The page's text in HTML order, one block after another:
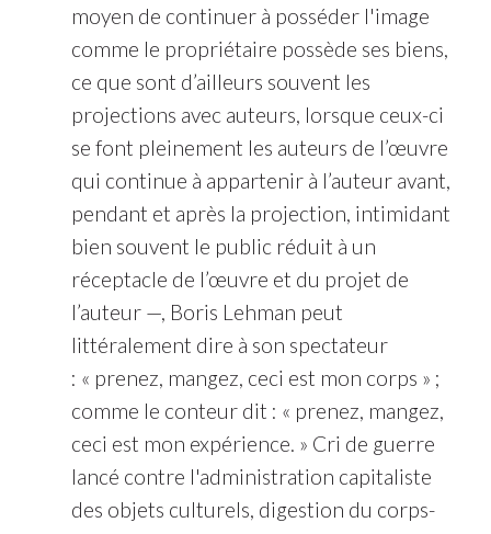
moyen de continuer à posséder l'image
comme le propriétaire possède ses biens,
ce que sont d’ailleurs souvent les
projections avec auteurs, lorsque ceux-ci
se font pleinement les auteurs de l’œuvre
qui continue à appartenir à l’auteur avant,
pendant et après la projection, intimidant
bien souvent le public réduit à un
réceptacle de l’œuvre et du projet de
l’auteur —, Boris Lehman peut
littéralement dire à son spectateur
: « prenez, mangez, ceci est mon corps » ;
comme le conteur dit : « prenez, mangez,
ceci est mon expérience. » Cri de guerre
lancé contre l'administration capitaliste
des objets culturels, digestion du corps-